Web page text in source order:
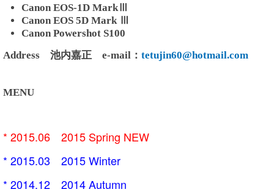
Canon EOS-1D MarkⅢ
Canon EOS 5D Mark Ⅲ
Canon Powershot S100
Address 池内嘉正 e-mail： tetujin60@hotmail.com
MENU
* 2015.06 2015 Spring NEW
* 2015.03 2015 Winter
* 2014.12 2014 Autumn